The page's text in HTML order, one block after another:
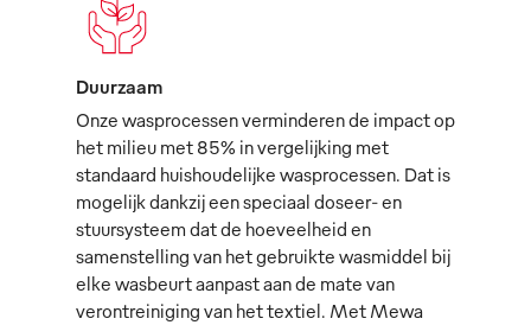
Duurzaam
Onze wasprocessen verminderen de impact op
het milieu met 85% in vergelijking met
standaard huishoudelijke wasprocessen. Dat is
mogelijk dankzij een speciaal doseer- en
stuursysteem dat de hoeveelheid en
samenstelling van het gebruikte wasmiddel bij
elke wasbeurt aanpast aan de mate van
verontreiniging van het textiel. Met Mewa